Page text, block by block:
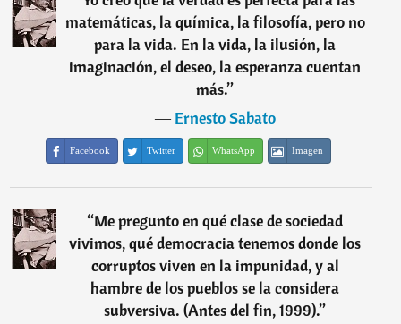
matemáticas, la química, la filosofía, pero no
para la vida. En la vida, la ilusión, la
imaginación, el deseo, la esperanza cuentan
más.”
―Ernesto Sabato
Facebook Twitter WhatsApp Imagen
“Me pregunto en qué clase de sociedad
vivimos, qué democracia tenemos donde los
corruptos viven en la impunidad, y al
hambre de los pueblos se la considera
subversiva. (Antes del fin, 1999).”